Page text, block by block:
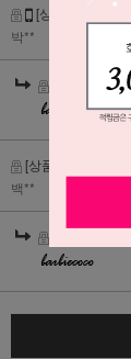
[상품문의] 문의
박**
[상품문의]
[상품문의] 문의드
백**